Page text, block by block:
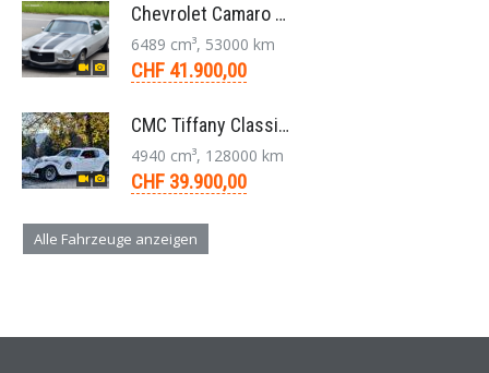
Chevrolet Camaro SS 396 LS3 Coupe Aut. 1971
6489 cm³, 53000 km
CHF 41.900,00
CMC Tiffany Classic Coupé Neoklassiker 5.0 V8 1991
4940 cm³, 128000 km
CHF 39.900,00
Alle Fahrzeuge anzeigen